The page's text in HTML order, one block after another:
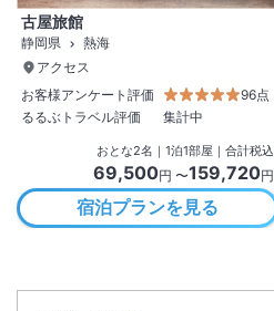
古屋旅館
静岡県
熱海
アクセス
お客様アンケート評価
96点
るるぶトラベル評価
集計中
おとな2名 ｜ 1泊1部屋｜合計税込
69,500円 〜159,720円
宿泊プランを見る